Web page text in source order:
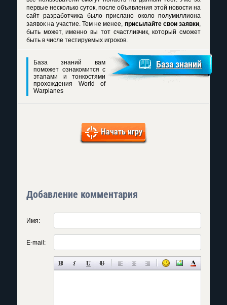
первые несколько суток, после объявления этой новости на
сайт разработчика было прислано около полумиллиона
заявок на участие. Тем не менее, присылайте свои заявки,
быть может, именно вы тот счастливчик, который сможет
быть в числе тестируемых игроков.
База знаний вам
поможет ознакомится с
этапами и тонкостями
прохождения World of
Warplanes
База знаний
Начать игру
Добавление комментария
Имя:
E-mail: